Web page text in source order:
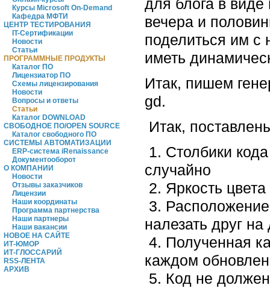
Курсы Microsoft On-Demand
Кафедра МФТИ
ЦЕНТР ТЕСТИРОВАНИЯ
IT-Сертификации
Новости
Статьи
ПРОГРАММНЫЕ ПРОДУКТЫ
Каталог ПО
Лицензиатор ПО
Схемы лицензирования
Новости
Вопросы и ответы
Статьи
Каталог DOWNLOAD
СВОБОДНОЕ ПО/OPEN SOURCE
Каталог свободного ПО
СИСТЕМЫ АВТОМАТИЗАЦИИ
ERP-система iRenaissance
Документооборот
О КОМПАНИИ
Новости
Отзывы заказчиков
Лицензии
Наши координаты
Программа партнерства
Наши партнеры
Наши вакансии
НОВОЕ НА САЙТЕ
ИТ-ЮМОР
ИТ-ГЛОССАРИЙ
RSS-ЛЕНТА
АРХИВ
для блога в
вечера и
поделиться им
иметь
Итак, пишем
gd.
Итак,
1. Столбики
случайно
2. Яркость
3.
налезать друг на
4. Полученная
каждом
5. Код не